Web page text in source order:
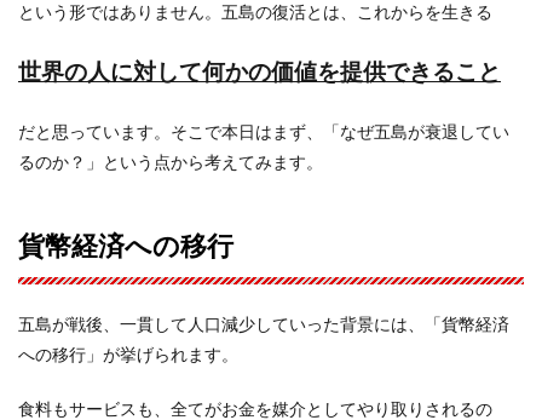
という形ではありません。五島の復活とは、これからを生きる
世界の人に対して何かの価値を提供できること
だと思っています。そこで本日はまず、「なぜ五島が衰退してい
るのか？」という点から考えてみます。
貨幣経済への移行
五島が戦後、一貫して人口減少していった背景には、「貨幣経済
への移行」が挙げられます。
食料もサービスも、全てがお金を媒介としてやり取りされるの